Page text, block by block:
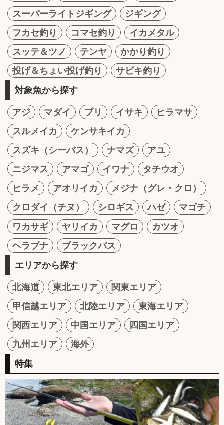
スーパーライトジギング
ジギング
フカセ釣り
コマセ釣り
イカメタル
スッテ＆ツノ
テンヤ
かかり釣り
投げ＆ちょい投げ釣り
サビキ釣り
対象魚から探す
アジ マダイ ブリ イサキ
ヒラマサ
スルメイカ
ケンサキイカ
スズキ（シーバス）
ナマズ
アユ
ニジマス
アマゴ イワナ
タチウオ
ヒラメ
アオリイカ
メジナ（グレ・クロ）
クロダイ（チヌ）
シロギス ハゼ
マゴチ
ワカサギ
ヤリイカ マグロ
カツオ
ヘラブナ
ブラックバス
エリアから探す
北海道 東北エリア
関東エリア
甲信越エリア
北陸エリア
東海エリア
関西エリア
中国エリア
四国エリア
九州エリア
海外
特集